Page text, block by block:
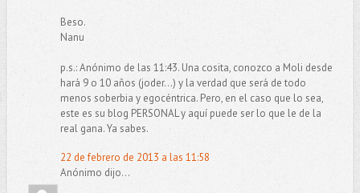
Beso.
Nanu
p.s.: Anónimo de las 11:43. Una cosita, conozco a Moli desde
hará 9 o 10 años (joder...) y la verdad que será de todo
menos soberbia y egocéntrica. Pero, en el caso que lo sea,
este es su blog PERSONAL y aquí puede ser lo que le de la
real gana. Ya sabes.
22 de febrero de 2013 a las 11:58
Anónimo dijo...